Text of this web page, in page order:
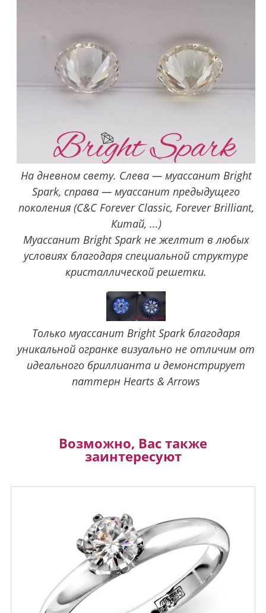
На дневном свету. Слева — муассанит Bright
Spark, справа — муассанит предыдущего
поколения (C&C Forever Classic, Forever Brilliant,
Китай, ...)
Муассанит Bright Spark не желтит в любых
условиях благодаря специальной структуре
кристаллической решетки.
Только муассанит Bright Spark благодаря
уникальной огранке визуально не отличим от
идеального бриллианта и демонстрирует
паттерн Hearts & Arrows
Возможно, Вас также
заинтересуют